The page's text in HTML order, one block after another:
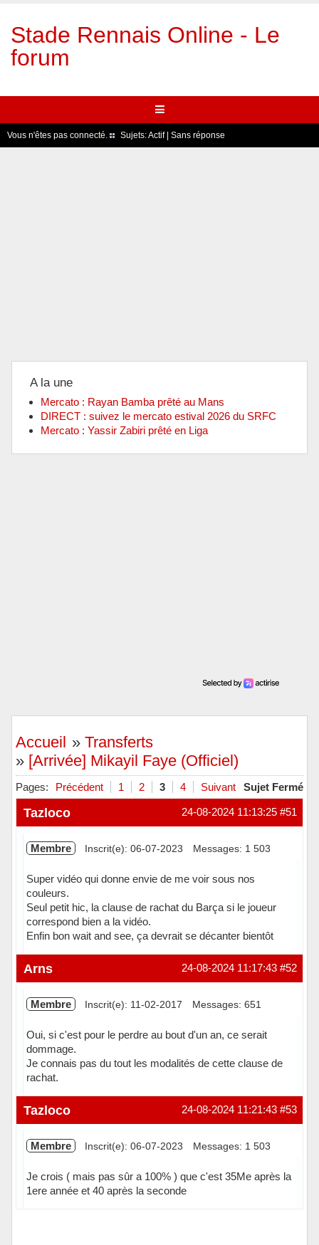
Stade Rennais Online - Le
forum
Vous n'êtes pas connecté. Sujets:Actif| Sans réponse
A la une
Mercato : Rayan Bamba prêté au Mans
DIRECT : suivez le mercato estival 2026 du SRFC
Mercato : Yassir Zabiri prêté en Liga
Accueil »Transferts
» [Arrivée] Mikayil Faye (Officiel)
Pages: Précédent 1 2 3 4 Suivant Sujet Fermé
#51
24-08-2024 11:13:25
Tazloco
Membre Inscrit(e): 06-07-2023 Messages: 1 503
Super vidéo qui donne envie de me voir sous nos
couleurs.
Seul petit hic, la clause de rachat du Barça si le joueur
correspond bien a la vidéo.
Enfin bon wait and see, ça devrait se décanter bientôt
Hors ligne #52
24-08-2024 11:17:43
Arns
Membre Inscrit(e): 11-02-2017 Messages: 651
Oui, si c'est pour le perdre au bout d'un an, ce serait
dommage.
Je connais pas du tout les modalités de cette clause de
rachat.
Hors ligne #53
24-08-2024 11:21:43
Tazloco
Membre Inscrit(e): 06-07-2023 Messages: 1 503
Je crois ( mais pas sûr a 100% ) que c'est 35Me après la
1ere année et 40 après la seconde